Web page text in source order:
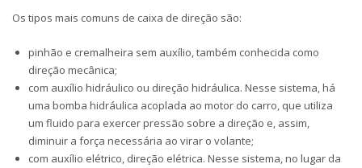
Os tipos mais comuns de caixa de direção são:
pinhão e cremalheira sem auxílio, também conhecida como
direção mecânica;
com auxílio hidráulico ou direção hidráulica. Nesse sistema, há
uma bomba hidráulica acoplada ao motor do carro, que utiliza
um fluido para exercer pressão sobre a direção e, assim,
diminuir a força necessária ao virar o volante;
com auxílio elétrico, direção elétrica. Nesse sistema, no lugar da